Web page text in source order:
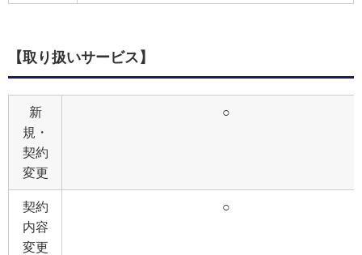
【取り扱いサービス】
新
規・
契約
変更
○
契約
内容
変更
○